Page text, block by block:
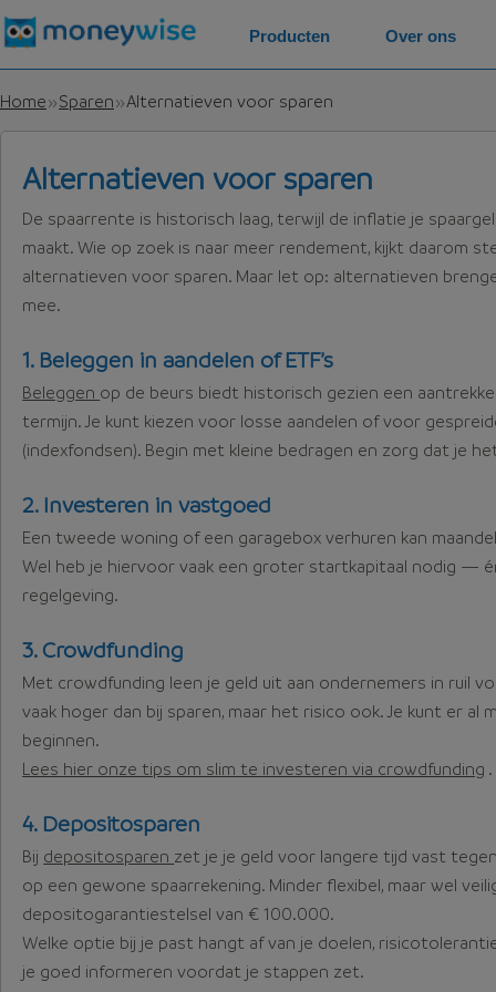
Home Sparen Alternatieven voor sparen
Alternatieven voor sparen
De spaarrente is historisch laag, terwijl de inflatie je
maakt. Wie op zoek is naar meer rendement, kijkt daarom
alternatieven voor sparen. Maar let op: alternatieven
mee.
1. Beleggen in aandelen of ETF’s
Beleggen op de beurs biedt historisch gezien een
termijn. Je kunt kiezen voor losse aandelen of voor
(indexfondsen). Begin met kleine bedragen en zorg dat je
2. Investeren in vastgoed
Een tweede woning of een garagebox verhuren kan
Wel heb je hiervoor vaak een groter startkapitaal nodig —
regelgeving.
3. Crowdfunding
Met crowdfunding leen je geld uit aan ondernemers in ruil
vaak hoger dan bij sparen, maar het risico ook. Je kunt er al
beginnen.
Lees hier onze tips om slim te investeren via crowdfunding .
4. Depositosparen
Bij depositosparen zet je je geld voor langere tijd vast
op een gewone spaarrekening. Minder flexibel, maar wel
depositogarantiestelsel van € 100.000.
Welke optie bij je past hangt af van je doelen,
je goed informeren voordat je stappen zet.
Producten Over ons